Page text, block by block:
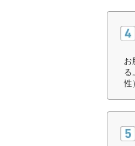
お
る
性）